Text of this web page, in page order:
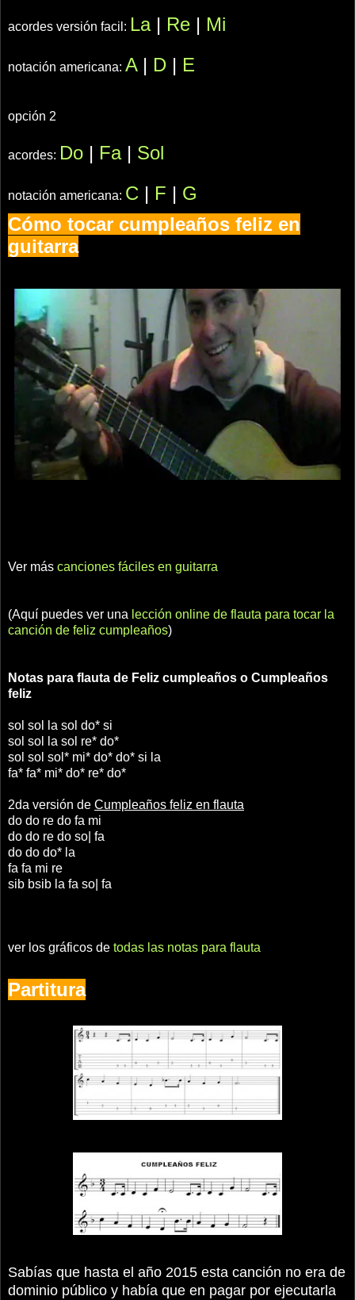
acordes versión facil : La| Re | Mi
notación americana: A| D | E
opción 2
acordes: Do | Fa| Sol
notación americana: C | F | G
Cómo tocar cumpleaños feliz en
guitarra
Ver más canciones fáciles en guitarra
(Aquí puedes ver una lección online de flauta para tocar la
canción de feliz cumpleaños)
Notas para flauta de Feliz cumpleaños o Cumpleaños
feliz
sol sol la sol do* si
sol sol la sol re* do*
sol sol sol* mi* do* do* si la
fa* fa* mi* do* re* do*
2da versión de Cumpleaños feliz en flauta
do do re do fa mi
do do re do so| fa
do do do* la
fa fa mi re
sib bsib la fa so| fa
ver los gráficos de todas las notas para flauta
Partitura
Sabías que hasta el año 2015 esta canción no era de
dominio público y había que en pagar por ejecutarla